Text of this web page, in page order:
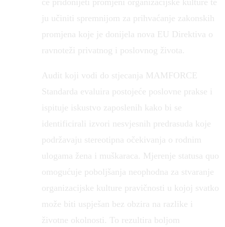
ju učiniti spremnijom za prihvaćanje zakonskih
promjena koje je donijela nova EU Direktiva o
ravnoteži privatnog i poslovnog života.
Audit koji vodi do stjecanja MAMFORCE
Standarda evaluira postojeće poslovne prakse i
ispituje iskustvo zaposlenih kako bi se
identificirali izvori nesvjesnih predrasuda koje
podržavaju stereotipna očekivanja o rodnim
ulogama žena i muškaraca. Mjerenje statusa quo
omogućuje poboljšanja neophodna za stvaranje
organizacijske kulture pravičnosti u kojoj svatko
može biti uspješan bez obzira na razlike i
životne okolnosti. To rezultira boljom